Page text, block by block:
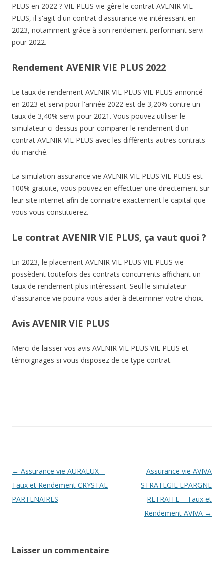
PLUS en 2022 ? VIE PLUS vie gère le contrat AVENIR VIE
PLUS, il s'agit d'un contrat d'assurance vie intéressant en
2023, notamment grâce à son rendement performant servi
pour 2022.
Rendement AVENIR VIE PLUS 2022
Le taux de rendement AVENIR VIE PLUS VIE PLUS annoncé
en 2023 et servi pour l'année 2022 est de 3,20% contre un
taux de 3,40% servi pour 2021. Vous pouvez utiliser le
simulateur ci-dessus pour comparer le rendement d'un
contrat AVENIR VIE PLUS avec les différents autres contrats
du marché.
La simulation assurance vie AVENIR VIE PLUS VIE PLUS est
100% gratuite, vous pouvez en effectuer une directement sur
leur site internet afin de connaitre exactement le capital que
vous vous constituerez.
Le contrat AVENIR VIE PLUS, ça vaut quoi ?
En 2023, le placement AVENIR VIE PLUS VIE PLUS vie
possèdent toutefois des contrats concurrents affichant un
taux de rendement plus intéressant. Seul le simulateur
d'assurance vie pourra vous aider à determiner votre choix.
Avis AVENIR VIE PLUS
Merci de laisser vos avis AVENIR VIE PLUS VIE PLUS et
témoignages si vous disposez de ce type contrat.
Navigation
des
articles
← Assurance vie AURALUX –
Taux et Rendement CRYSTAL
PARTENAIRES
Assurance vie AVIVA
STRATEGIE EPARGNE
RETRAITE – Taux et
Rendement AVIVA →
Laisser un commentaire